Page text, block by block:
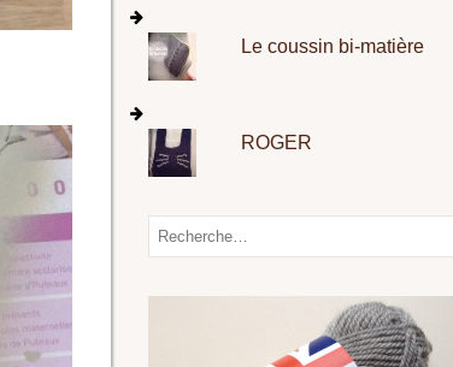
Le coussin bi-matière
ROGER